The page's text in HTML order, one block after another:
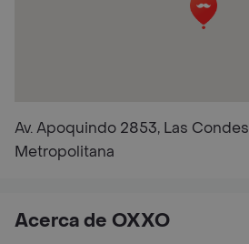
Av. Apoquindo 2853, Las
Metropolitana
Acerca de OXXO